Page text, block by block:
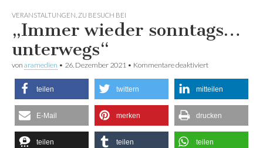
VERANSTALTUNGEN ZU BESUCH BEI
„Immer wieder sonntags…
unterwegs“
von aramedien • 26. Dezember 2021 • Kommentare deaktiviert
unterwegs“
teilen twittern mitteilen
E-Mail merken drucken
teilen teilen teilen